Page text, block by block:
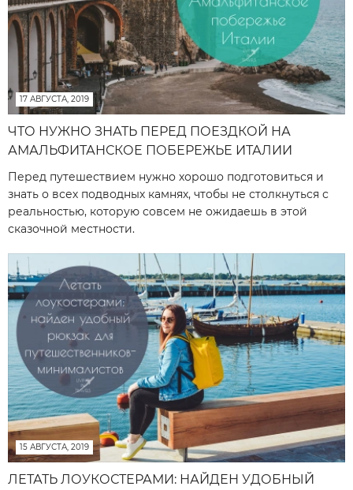
17 АВГУСТА, 2019
ЧТО НУЖНО ЗНАТЬ ПЕРЕД ПОЕЗДКОЙ НА
АМАЛЬФИТАНСКОЕ ПОБЕРЕЖЬЕ ИТАЛИИ
Перед путешествием нужно хорошо подготовиться и
знать о всех подводных камнях, чтобы не столкнуться с
реальностью, которую совсем не ожидаешь в этой
сказочной местности.
15 АВГУСТА, 2019
ЛЕТАТЬ ЛОУКОСТЕРАМИ: НАЙДЕН УДОБНЫЙ